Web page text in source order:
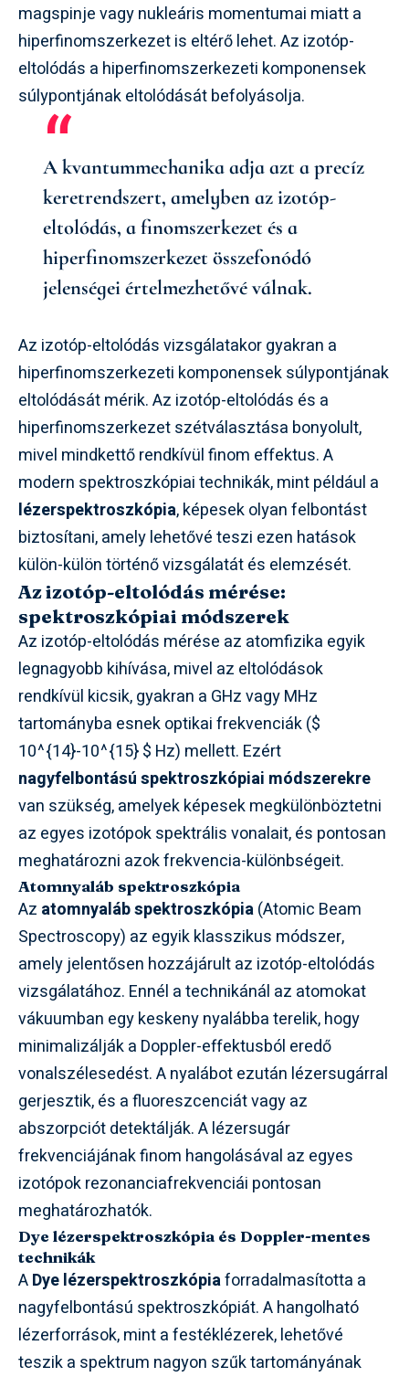
magspinje vagy nukleáris momentumai miatt a
hiperfinomszerkezet is eltérő lehet. Az izotóp-
eltolódás a hiperfinomszerkezeti komponensek
súlypontjának eltolódását befolyásolja.
A kvantummechanika adja azt a precíz
keretrendszert, amelyben az izotóp-
eltolódás, a finomszerkezet és a
hiperfinomszerkezet összefonódó
jelenségei értelmezhetővé válnak.
Az izotóp-eltolódás vizsgálatakor gyakran a
hiperfinomszerkezeti komponensek súlypontjának
eltolódását mérik. Az izotóp-eltolódás és a
hiperfinomszerkezet szétválasztása bonyolult,
mivel mindkettő rendkívül finom effektus. A
modern spektroszkópiai technikák, mint például a
lézerspektroszkópia, képesek olyan felbontást
biztosítani, amely lehetővé teszi ezen hatások
külön-külön történő vizsgálatát és elemzését.
Az izotóp-eltolódás mérése:
spektroszkópiai módszerek
Az izotóp-eltolódás mérése az atomfizika egyik
legnagyobb kihívása, mivel az eltolódások
rendkívül kicsik, gyakran a GHz vagy MHz
tartományba esnek optikai frekvenciák ($
10^{14}-10^{15} $ Hz) mellett. Ezért
nagyfelbontású spektroszkópiai módszerekre
van szükség, amelyek képesek megkülönböztetni
az egyes izotópok spektrális vonalait, és pontosan
meghatározni azok frekvencia-különbségeit.
Atomnyaláb spektroszkópia
Az atomnyaláb spektroszkópia(Atomic Beam
Spectroscopy) az egyik klasszikus módszer,
amely jelentősen hozzájárult az izotóp-eltolódás
vizsgálatához. Ennél a technikánál az atomokat
vákuumban egy keskeny nyalábba terelik, hogy
minimalizálják a Doppler-effektusból eredő
vonalszélesedést. A nyalábot ezután lézersugárral
gerjesztik, és a fluoreszcenciát vagy az
abszorpciót detektálják. A lézersugár
frekvenciájának finom hangolásával az egyes
izotópok rezonanciafrekvenciái pontosan
meghatározhatók.
Dye lézerspektroszkópia és Doppler-mentes
technikák
ADye lézerspektroszkópiaforradalmasította a
nagyfelbontású spektroszkópiát. A hangolható
lézerforrások, mint a festéklézerek, lehetővé
teszik a spektrum nagyon szűk tartományának